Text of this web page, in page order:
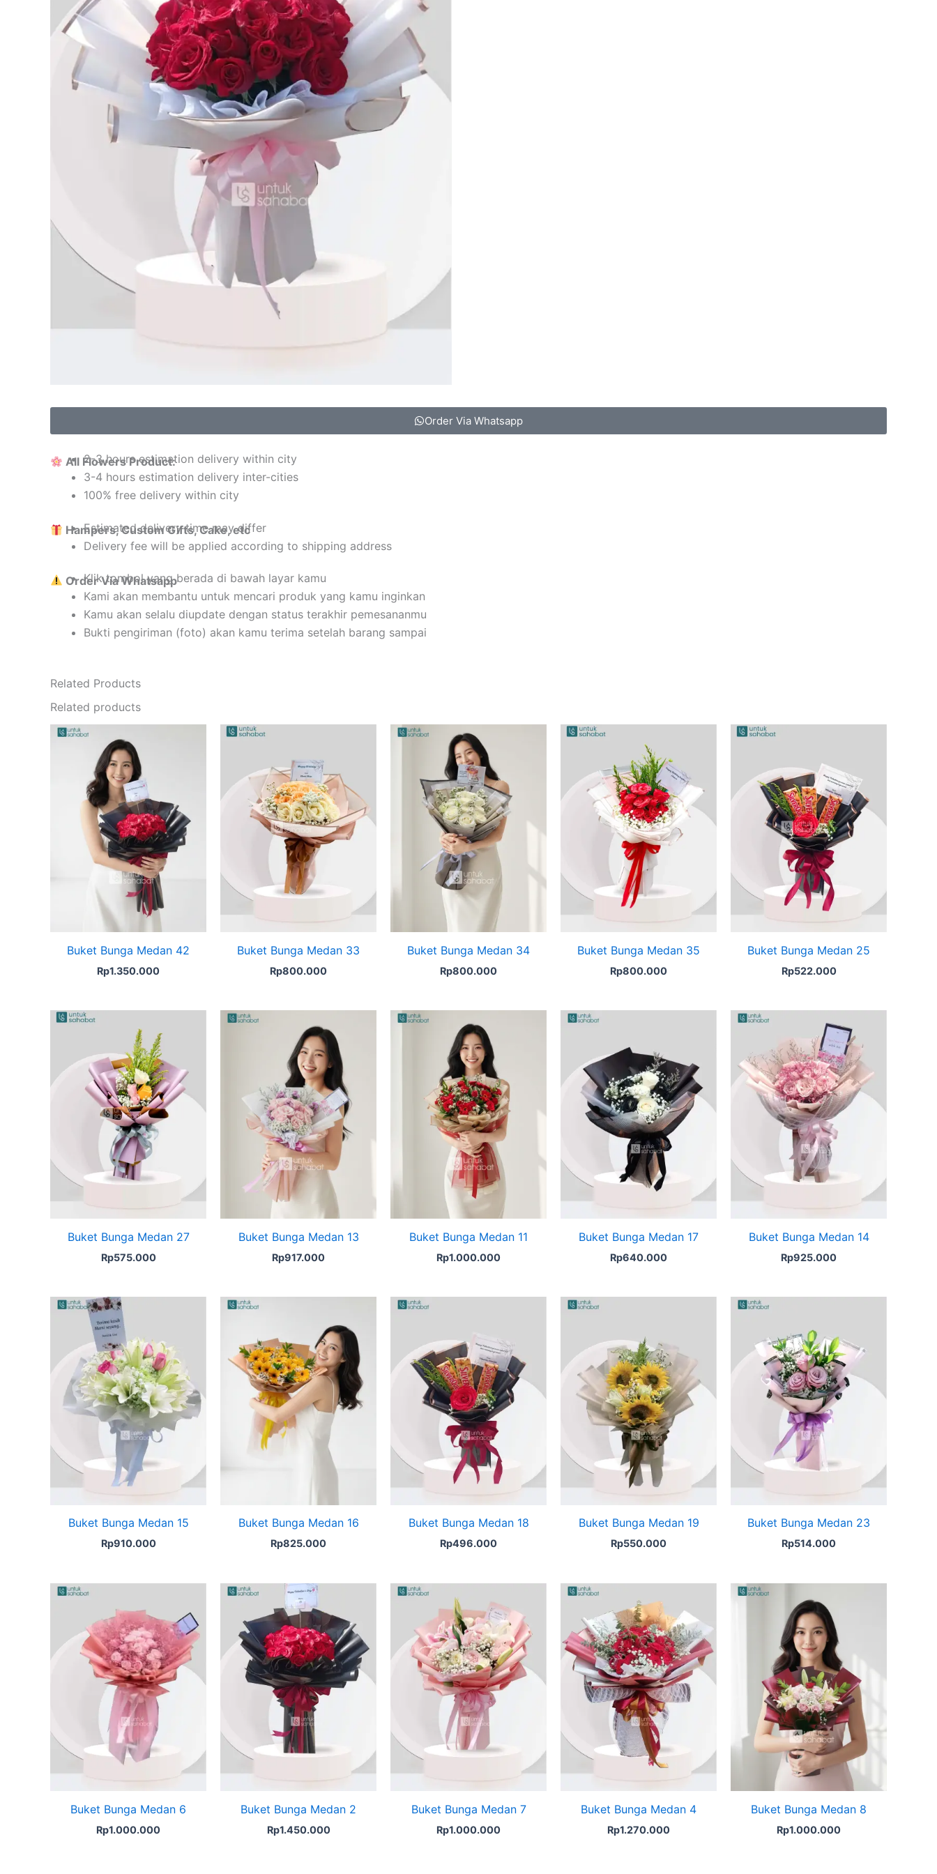
Order Via Whatsapp
All Flowers Product:
2-3 hours estimation delivery within city
3-4 hours estimation delivery inter-cities
100% free delivery within city
Hampers, Custom Gifts, Cake, etc
Estimated delivery time may differ
Delivery fee will be applied according to shipping address
Order Via Whatsapp
Klik tombol yang berada di bawah layar kamu
Kami akan membantu untuk mencari produk yang kamu inginkan
Kamu akan selalu diupdate dengan status terakhir pemesananmu
Bukti pengiriman (foto) akan kamu terima setelah barang sampai
Related Products
Related products
Buket Bunga Medan 42
Rp1.350.000
Buket Bunga Medan 33
Rp800.000
Buket Bunga Medan 34
Rp800.000
Buket Bunga Medan 35
Rp800.000
Buket Bunga Medan 25
Rp522.000
Buket Bunga Medan 27
Rp575.000
Buket Bunga Medan 13
Rp917.000
Buket Bunga Medan 11
Rp1.000.000
Buket Bunga Medan 17
Rp640.000
Buket Bunga Medan 14
Rp925.000
Buket Bunga Medan 15
Rp910.000
Buket Bunga Medan 16
Rp825.000
Buket Bunga Medan 18
Rp496.000
Buket Bunga Medan 19
Rp550.000
Buket Bunga Medan 23
Rp514.000
Buket Bunga Medan 6
Rp1.000.000
Buket Bunga Medan 2
Rp1.450.000
Buket Bunga Medan 7
Rp1.000.000
Buket Bunga Medan 4
Rp1.270.000
Buket Bunga Medan 8
Rp1.000.000